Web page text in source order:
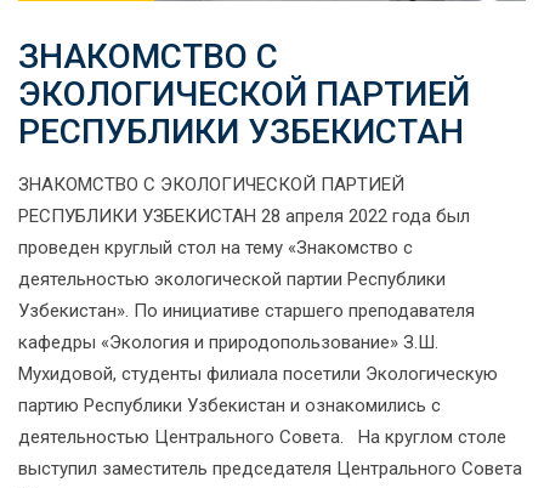
ЗНАКОМСТВО С
ЭКОЛОГИЧЕСКОЙ ПАРТИЕЙ
РЕСПУБЛИКИ УЗБЕКИСТАН
ЗНАКОМСТВО С ЭКОЛОГИЧЕСКОЙ ПАРТИЕЙ
РЕСПУБЛИКИ УЗБЕКИСТАН 28 апреля 2022 года был
проведен круглый стол на тему «Знакомство с
деятельностью экологической партии Республики
Узбекистан». По инициативе старшего преподавателя
кафедры «Экология и природопользование» З.Ш.
Мухидовой, студенты филиала посетили Экологическую
партию Республики Узбекистан и ознакомились с
деятельностью Центрального Совета. На круглом столе
выступил заместитель председателя Центрального Совета